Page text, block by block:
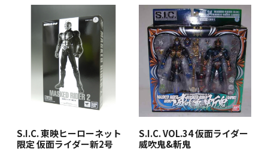
S.I.C. 東映ヒーローネット
限定 仮面ライダー新2号
S.I.C. VOL.34 仮面ライダー
威吹鬼&斬鬼